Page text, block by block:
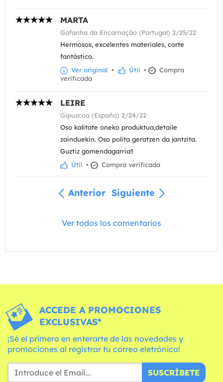
MARTA
Gafanha da Encarnação (Portugal) 2/25/22
Hermosos, excelentes materiales, corte
fantástico.
Ver original • Útil •
Compra
verificada
LEIRE
Gipuzcoa (España) 2/24/22
Oso kalitate oneko produktua,detaile
zainduekin. Oso polita geratzen da jantzita.
Guztiz gomendagarria!!
Útil • Compra verificada
Anterior Siguiente
Ver todos los comentarios
ACCEDE A PROMOCIONES
EXCLUSIVAS*
¡Sé el primero en enterarte de las novedades y
promociones al registrar tu correo eletrónico!
SUSCRÍBETE